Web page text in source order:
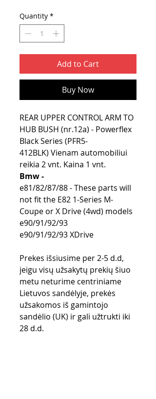
Quantity *
Add to Cart
Buy Now
REAR UPPER CONTROL ARM TO
HUB BUSH (nr.12a) - Powerflex
Black Series (PFR5-
412BLK) Vienam automobiliui
reikia 2 vnt. Kaina 1 vnt.
Bmw -
e81/82/87/88 - These parts will
not fit the E82 1-Series M-
Coupe or X Drive (4wd) models
e90/91/92/93
e90/91/92/93 XDrive
Prekes išsiusime per 2-5 d.d,
jeigu visų užsakytų prekių šiuo
metu neturime centriniame
Lietuvos sandėlyje, prekės
užsakomos iš gamintojo
sandėlio (UK) ir gali užtrukti iki
28 d.d.